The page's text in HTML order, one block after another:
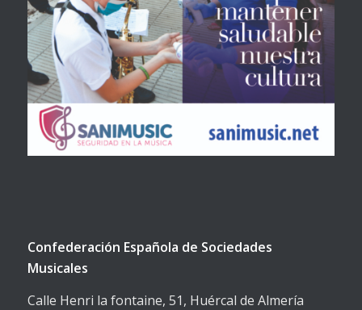
Confederación Española de Sociedades
Musicales
Calle Henri la fontaine, 51, Huércal de Almería